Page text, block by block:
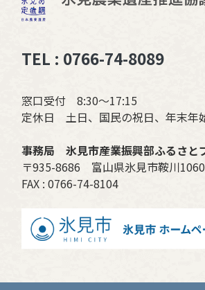
TEL : 0766-74-8089
窓口受付 8:30〜17:15
定休日 土日、国民の祝日、年末年
事務局 氷見市産業振興部ふるさと
〒935-8686 富山県氷見市鞍川
FAX : 0766-74-8104